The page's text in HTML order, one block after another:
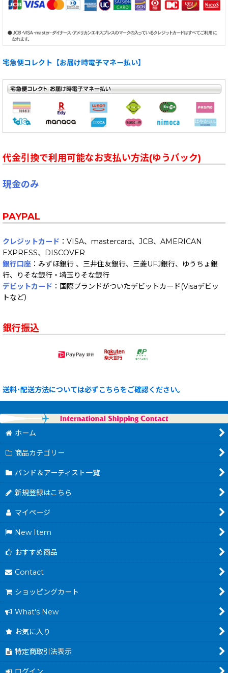
宅急便コレクト【お届け時電子マネー払い】
代金引換で利用可能なお支払い方法(ゆうパック)
現金のみ
PAYPAL
クレジットカード ：VISA、mastercard、JCB、AMERICAN
EXPRESS、DISCOVER
銀行口座 ：みずほ銀行 、三井住友銀行、三菱UFJ銀行、ゆうちょ銀
行、りそな銀行・埼玉りそな銀行
デビットカード ：国際ブランドがついたデビットカード(Visaデビッ
トなど）
銀行振込
送料･配送方法については必ずこちらをご確認ください。
ホーム
商品カテゴリー
バンド＆アーティスト一覧
新規登録はこちら
マイページ
New Item
おすすめ商品
Contact
ショッピングカート
What's New
お気に入り
特定商取引法表示